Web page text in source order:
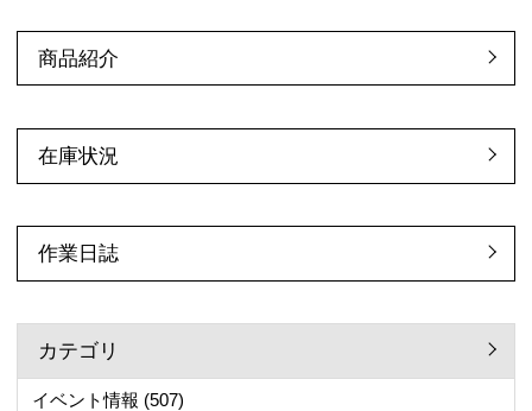
商品紹介
在庫状況
作業日誌
カテゴリ
イベント情報 (507)